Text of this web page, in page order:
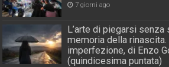
7 giorni ago
L’arte di piegarsi senza
memoria della
imperfezione, di Enzo
(quindicesima puntata)